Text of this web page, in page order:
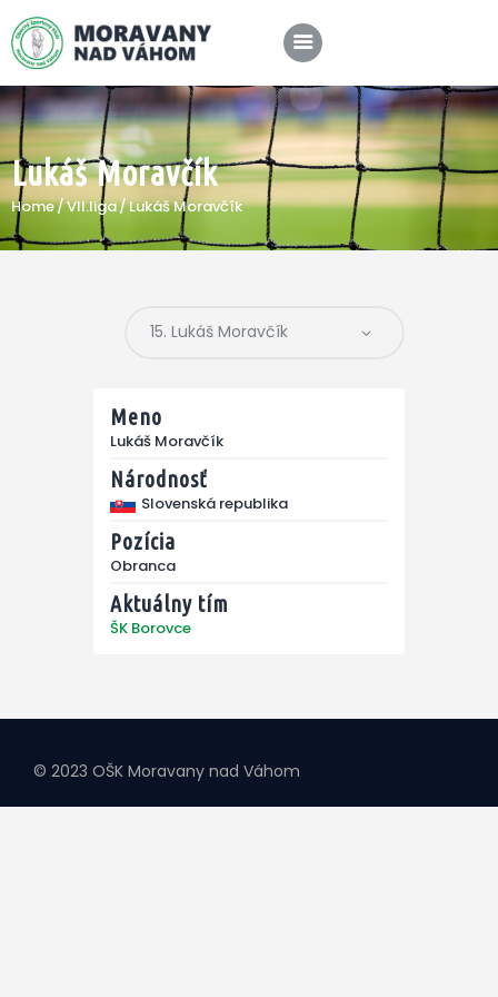
Lukáš Moravčík
Home VII.liga Lukáš Moravčík
SPRÁVY
KLUB
Meno
Lukáš Moravčík
Národnosť
Slovenská republika
Pozícia
Obranca
Aktuálny tím
ŠK Borovce
© 2023 OŠK Moravany nad Váhom